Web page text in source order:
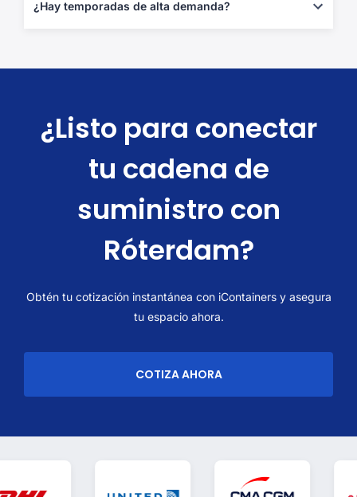
¿Hay temporadas de alta demanda?
menos5–6 semanas de anticipación.
¿Listo para conectar
tu cadena de
suministro con
Róterdam?
Obtén tu cotización instantánea con iContainers y asegura
tu espacio ahora.
COTIZA AHORA